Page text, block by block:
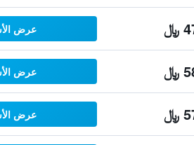
﷼ عرض
﷼ عرض
﷼ عرض